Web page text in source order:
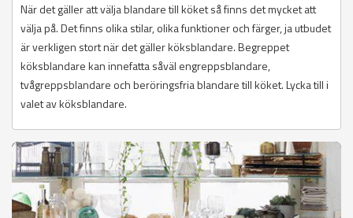
När det gäller att välja blandare till köket så finns det mycket att
välja på. Det finns olika stilar, olika funktioner och färger, ja utbudet
är verkligen stort när det gäller köksblandare. Begreppet
köksblandare kan innefatta såväl engreppsblandare,
tvågreppsblandare och beröringsfria blandare till köket. Lycka till i
valet av köksblandare.